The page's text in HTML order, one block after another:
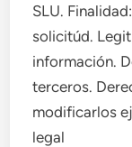
SLU.
solicitúd.
información.
terceros.
modificarlos
legal